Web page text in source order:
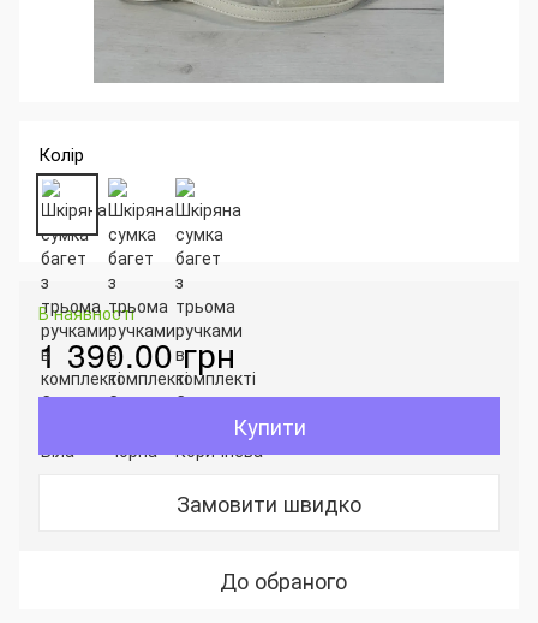
Колір
В наявності
1 390.00 грн
Купити
Замовити швидко
До обраного